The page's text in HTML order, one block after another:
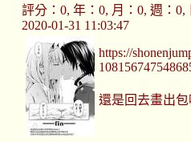
評分：0, 年：0, 月：0, 週：0,
2020-01-31 11:03:47
https://
還是回去畫出包